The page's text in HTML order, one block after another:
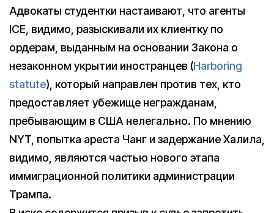
Адвокаты студентки настаивают, что агенты
ICE, видимо, разыскивали их клиентку по
ордерам, выданным на основании Закона о
незаконном укрытии иностранцев (Harboring
statute), который направлен против тех, кто
предоставляет убежище негражданам,
пребывающим в США нелегально. По мнению
NYT, попытка ареста Чанг и задержание Халила,
видимо, являются частью нового этапа
иммиграционной политики администрации
Трампа.